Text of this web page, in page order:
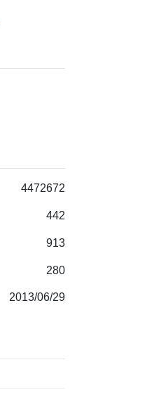
4472672
442
913
280
2013/06/29